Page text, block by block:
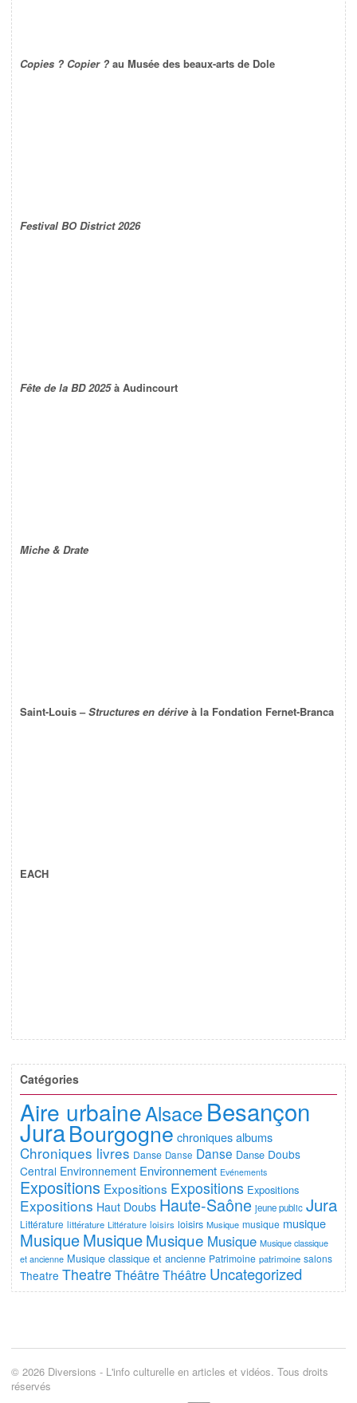
Copies ? Copier ? au Musée des beaux-arts de Dole
Festival BO District 2026
Fête de la BD 2025à Audincourt
Miche & Drate
Saint-Louis –Structures en dérive à la Fondation Fernet-Branca
EACH
Catégories
Aire urbaineAlsace Besançon
JuraBourgogne chroniques albums
Chroniques livres Danse Danse Danse Danse Doubs
Central Environnement Environnement Evénements
Expositions Expositions Expositions Expositions
Expositions Haut Doubs Haute-Saône jeune public Jura
Littérature littérature Littérature loisirs loisirs Musique musique musique
MusiqueMusiqueMusique Musique Musique classique
et ancienne Musique classique et ancienne Patrimoine patrimoine salons
Theatre Theatre ThéâtreThéâtre Uncategorized
© 2026 Diversions - L'info culturelle en articles et vidéos. Tous droits
réservés